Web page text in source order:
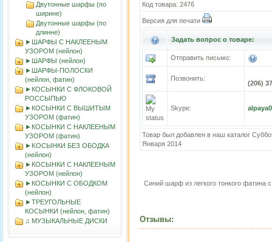
Двутонные шарфы (по
ширине)
Двутонные шарфы (по
длинне)
►ШАРФЫ С НАКЛЕЕНЫМ
УЗОРОМ (нейлон)
►ШАРФЫ (нейлон)
►ШАРФЫ-ПОЛОСКИ
(нейлон, фатин)
►КОСЫНКИ С ФЛОКОВОЙ
РОССЫПЬЮ
►КОСЫНКИ С ВЫШИТЫМ
УЗОРОМ (фатин)
►КОСЫНКИ С НАКЛЕЕНЫМ
УЗОРОМ (фатин)
►KOСЫНКИ БЕЗ ОБОДКА
(нейлон)
►КОСЫНКИ С НАКЛЕЕНЫМ
УЗОРОМ (нейлон)
►КОСЫНКИ С ОБОДКОМ
(нейлон)
►ТРЕУГОЛЬНЫЕ
КОСЫНКИ (нейлон, фатин)
♫ МУЗЫКАЛЬНЫЕ ДИСКИ
Код товара: 2476
Версия для печати
Задать вопрос о товаре:
Отправить письмо:
Позвонить:
(206)
Skype:
Товар был добавлен в наш каталог
Января 2014
Синий шарф из легкого тонкого
Отзывы: